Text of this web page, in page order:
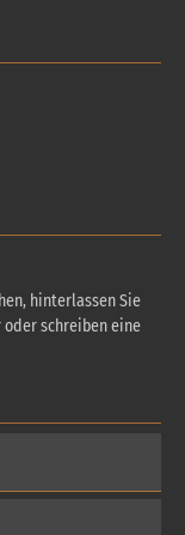
hinterlassen Sie
schreiben eine